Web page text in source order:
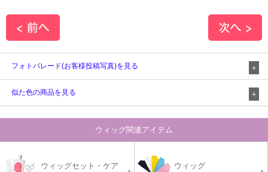
フォトパレード(お客様投稿写真)を見る
似た色の商品を見る
ウィッグ関連アイテム
ウィッグセット・ケア
ウィッグ